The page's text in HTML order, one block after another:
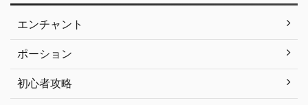
エンチャント
ポーション
初心者攻略